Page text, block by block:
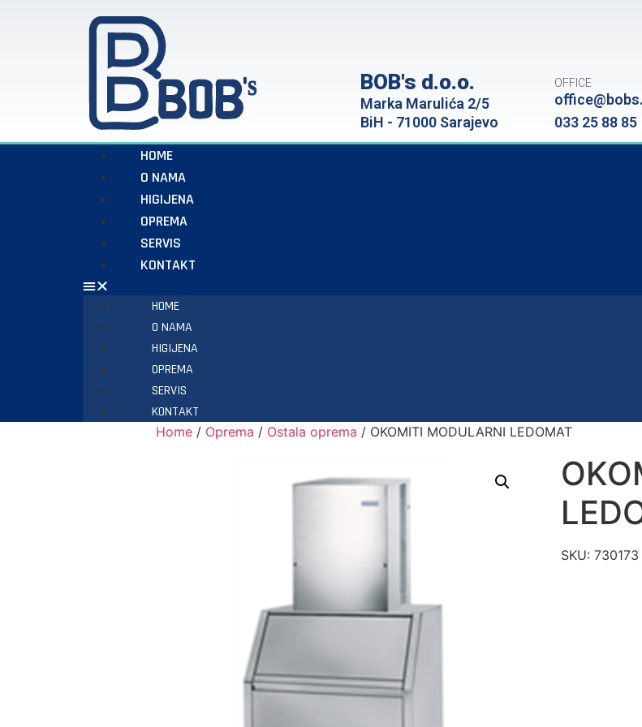
BOB's d.o.o.
Marka Marulića 2/5
BiH - 71000 Sarajevo
OFFICE
033 25 88 85
HOME
O NAMA
HIGIJENA
OPREMA
SERVIS
KONTAKT
HOME
O NAMA
HIGIJENA
OPREMA
SERVIS
KONTAKT
Home / Oprema / Ostala oprema / OKOMITI MODULARNI LEDOMAT
SKU:730173